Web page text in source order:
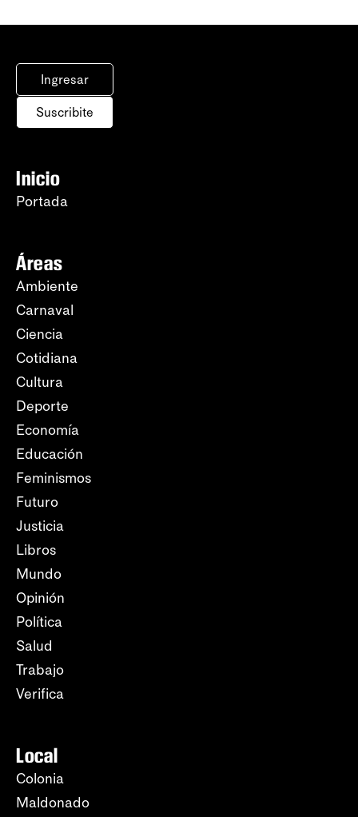
Ingresar
Suscribite
Inicio
Portada
Áreas
Ambiente
Carnaval
Ciencia
Cotidiana
Cultura
Deporte
Economía
Educación
Feminismos
Futuro
Justicia
Libros
Mundo
Opinión
Política
Salud
Trabajo
Verifica
Local
Colonia
Maldonado